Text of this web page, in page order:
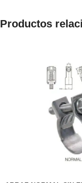
Productos